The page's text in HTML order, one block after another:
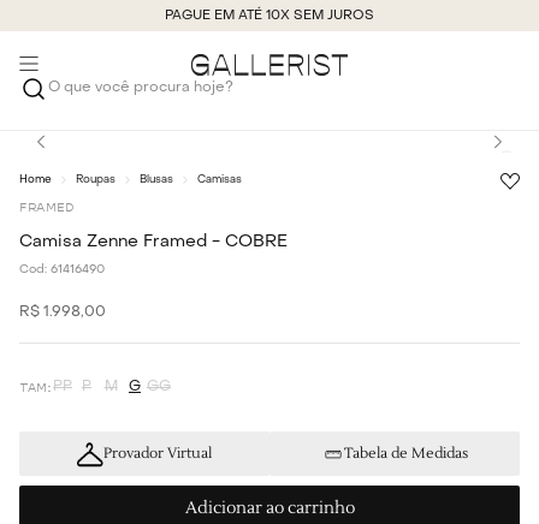
PAGUE EM ATÉ 10X SEM JUROS
O que você procura hoje?
Roupas Blusas Camisas
FRAMED
Camisa Zenne Framed - COBRE
Cod: 61416490
R$ 1 .998,00
PP P M G GG
Provador Virtual Tabela de Medidas
Adicionar ao carrinho